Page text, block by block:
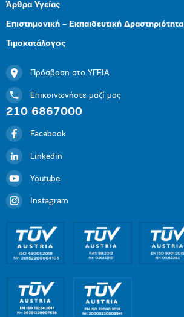
Άρθρα Υγείας
Επιστημονική – Εκπαιδευτική Δραστηριότητα
Τιμοκατάλογος
Πρόσβαση στο ΥΓΕΙΑ
Επικοινωνήστε μαζί μας
210 6867000
Facebook
Linkedin
Youtube
Instagram